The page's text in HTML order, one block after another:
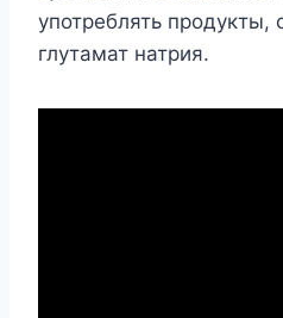
употреблять
глутамат натрия.